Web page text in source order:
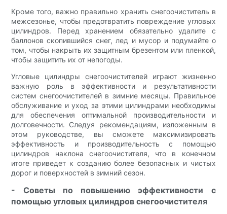
Кроме того, важно правильно хранить снегоочиститель в
межсезонье, чтобы предотвратить повреждение угловых
цилиндров. Перед хранением обязательно удалите с
баллонов скопившийся снег, лед и мусор и подумайте о
том, чтобы накрыть их защитным брезентом или пленкой,
чтобы защитить их от непогоды.
Угловые цилиндры снегоочистителей играют жизненно
важную роль в эффективности и результативности
систем снегоочистителей в зимние месяцы. Правильное
обслуживание и уход за этими цилиндрами необходимы
для обеспечения оптимальной производительности и
долговечности. Следуя рекомендациям, изложенным в
этом руководстве, вы сможете максимизировать
эффективность и производительность с помощью
цилиндров наклона снегоочистителя, что в конечном
итоге приведет к созданию более безопасных и чистых
дорог и поверхностей в зимний сезон.
- Советы по повышению эффективности с
помощью угловых цилиндров снегоочистителя